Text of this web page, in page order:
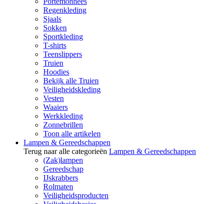
Regenkleding
Sjaals
Sokken
Sportkleding
T-shirts
Teenslippers
Truien
Hoodies
Bekijk alle Truien
Veiligheidskleding
Vesten
Waaiers
Werkkleding
Zonnebrillen
Toon alle artikelen
Lampen & Gereedschappen
Terug naar alle categorieën Lampen & Gereedschappen
(Zak)lampen
Gereedschap
IJskrabbers
Rolmaten
Veiligheidsproducten